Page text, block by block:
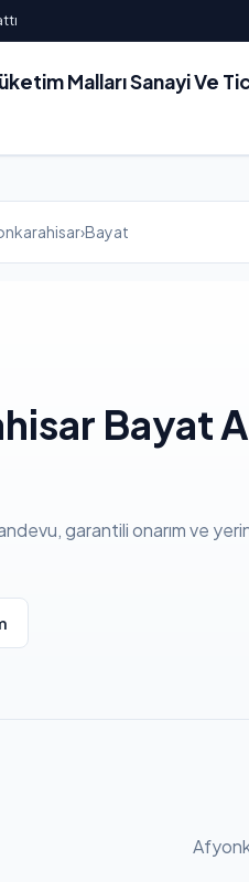
Malları Sanayi Ve
›Bayat
Bayat
garantili onarım ve